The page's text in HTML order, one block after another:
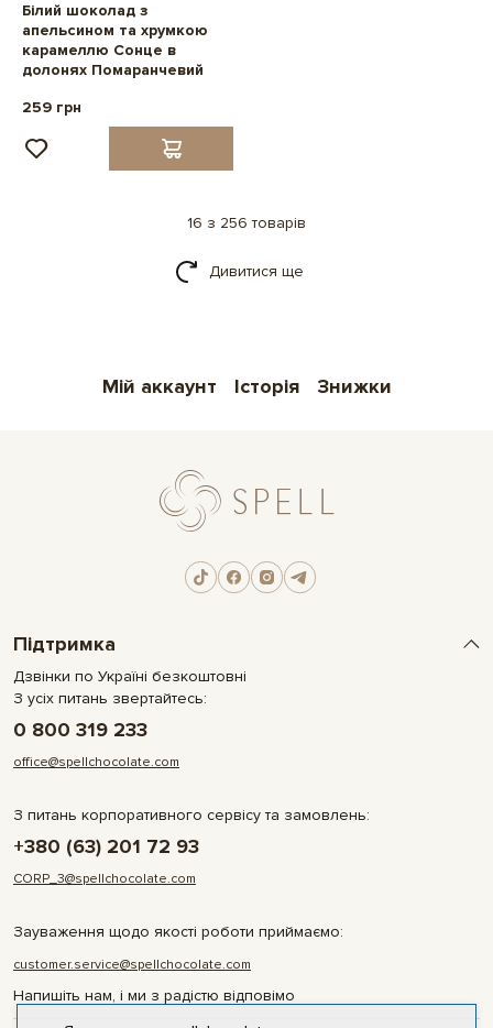
Білий шоколад з
апельсином та хрумкою
карамеллю Сонце в
долонях Помаранчевий
259 грн
16 з 256 товарів
Дивитися ще
Мій аккаунт Історія Знижки
Підтримка
Дзвінки по Україні безкоштовні
З усіх питань звертайтесь:
0 800 319 233
office@spellchocolate.com
З питань корпоративного сервісу та замовлень:
+380 (63) 201 72 93
CORP_3@spellchocolate.com
Зауваження щодо якості роботи приймаємо:
customer.service@spellchocolate.com
Напишіть нам, і ми з радістю відповімо